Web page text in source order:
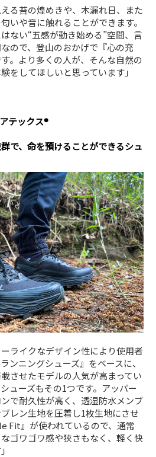
える苔の煌めきや、木漏れ日、また
いや音に触れることができます。
ない“五感が動き始める”空間、言
ので、登山のおかげで『心の充
。より多くの人が、そんな自然の
をしてほしいと思っています」
テックス®
で、命を預けることができるシュ
ーライクなデザイン性により使用者
ンニングシューズ』をベースに、
させたモデルの人気が高まってい
ューズもその1つです。アッパー
で耐久性が高く、透湿防水メンブ
レン生地を圧着し1枚生地にさせ
Fit』が使われているので、通常
ゴワゴワ感や狭さもなく、軽く快